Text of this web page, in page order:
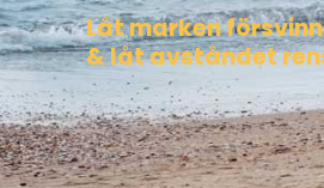
Låt marken
& låt avståndet